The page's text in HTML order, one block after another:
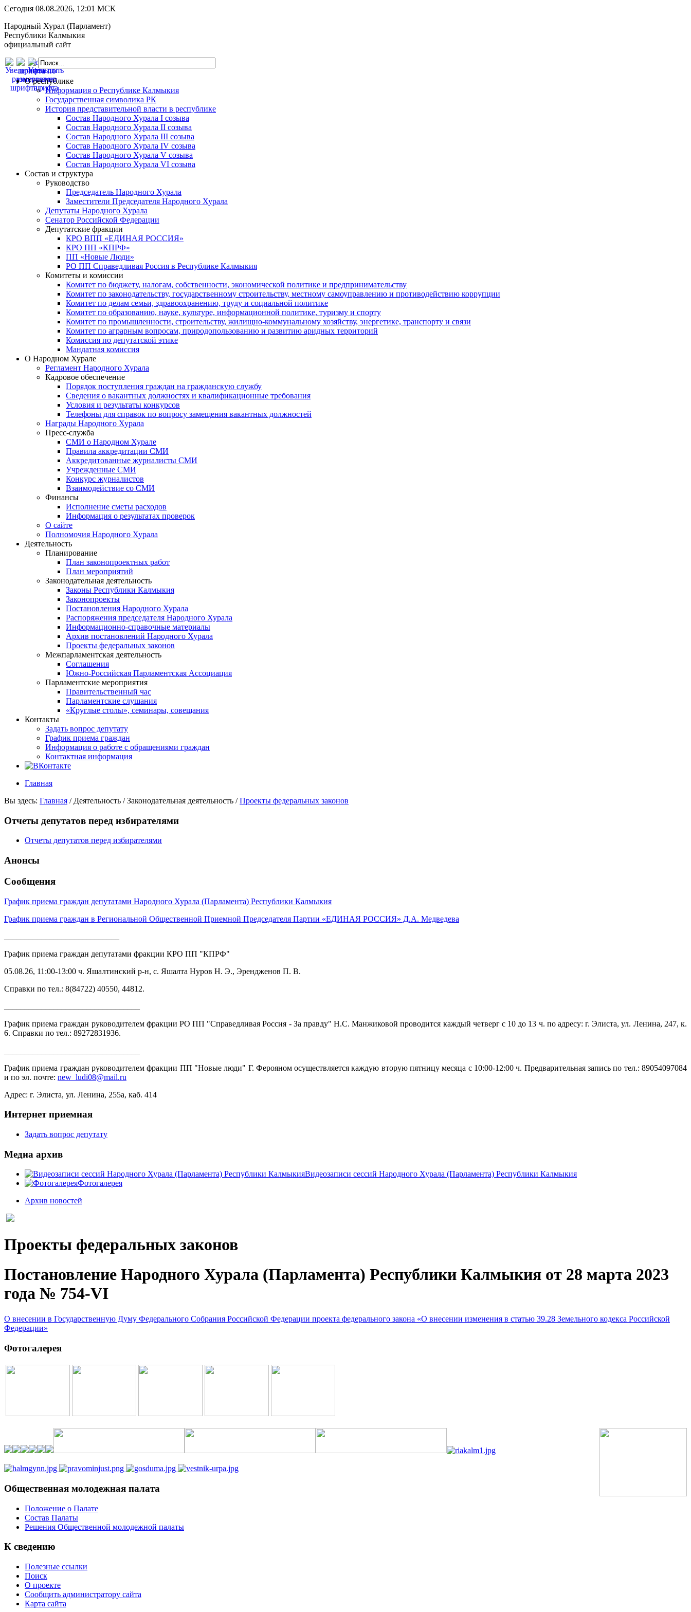
Сегодня 08.08.2026, 12:01 МСК
Народный Хурал (Парламент)
Республики Калмыкия
официальный сайт
О республике
Информация о Республике Калмыкия
Государственная символика РК
История представительной власти в республике
Состав Народного Хурала I созыва
Состав Народного Хурала II созыва
Состав Народного Хурала III созыва
Состав Народного Хурала IV созыва
Состав Народного Хурала V созыва
Состав Народного Хурала VI созыва
Состав и структура
Руководство
Председатель Народного Хурала
Заместители Председателя Народного Хурала
Депутаты Народного Хурала
Сенатор Российской Федерации
Депутатские фракции
КРО ВПП «ЕДИНАЯ РОССИЯ»
КРО ПП «КПРФ»
ПП «Новые Люди»
РО ПП Справедливая Россия в Республике Калмыкия
Комитеты и комиссии
Комитет по бюджету, налогам, собственности, экономической политике и предпринимательству
Комитет по законодательству, государственному строительству, местному самоуправлению и противодействию коррупции
Комитет по делам семьи, здравоохранению, труду и социальной политике
Комитет по образованию, науке, культуре, информационной политике, туризму и спорту
Комитет по промышленности, строительству, жилищно-коммунальному хозяйству, энергетике, транспорту и связи
Комитет по аграрным вопросам, природопользованию и развитию аридных территорий
Комиссия по депутатской этике
Мандатная комиссия
О Народном Хурале
Регламент Народного Хурала
Кадровое обеспечение
Порядок поступления граждан на гражданскую службу
Сведения о вакантных должностях и квалификационные требования
Условия и результаты конкурсов
Телефоны для справок по вопросу замещения вакантных должностей
Награды Народного Хурала
Пресс-служба
СМИ о Народном Хурале
Правила аккредитации СМИ
Аккредитованные журналисты СМИ
Учрежденные СМИ
Конкурс журналистов
Взаимодействие со СМИ
Финансы
Исполнение сметы расходов
Информация о результатах проверок
О сайте
Полномочия Народного Хурала
Деятельность
Планирование
План законопроектных работ
План мероприятий
Законодательная деятельность
Законы Республики Калмыкия
Законопроекты
Постановления Народного Хурала
Распоряжения председателя Народного Хурала
Информационно-справочные материалы
Архив постановлений Народного Хурала
Проекты федеральных законов
Межпарламентская деятельность
Соглашения
Южно-Российская Парламентская Ассоциация
Парламентские мероприятия
Правительственный час
Парламентские слушания
«Круглые столы», семинары, совещания
Контакты
Задать вопрос депутату
График приема граждан
Информация о работе с обращениями граждан
Контактная информация
Главная
Вы здесь: Главная / Деятельность /Законодательная деятельность /Проекты федеральных законов
Отчеты депутатов перед избирателями
Отчеты депутатов перед избирателями
Анонсы
Сообщения
График приема граждан депутатами Народного Хурала (Парламента) Республики Калмыкия
График приема граждан в Региональной Общественной Приемной Председателя Партии «ЕДИНАЯ РОССИЯ» Д.А. Медведева
График приема граждан депутатами фракции КРО ПП "КПРФ"
05.08.26, 11:00-13:00 ч. Яшалтинский р-н, с. Яшалта Нуров Н. Э., Эрендженов П. В.
Справки по тел.: 8(84722) 40550, 44812.
График приема граждан руководителем фракции РО ПП "Справедливая Россия - За правду" Н.С. Манжиковой проводится каждый четверг с 10 до 13 ч. по адресу: г. Элиста, ул. Ленина, 247, к.
6. Справки по тел.: 89272831936.
График приема граждан руководителем фракции ПП "Новые люди" Г. Ферояном осуществляется каждую вторую пятницу месяца с 10:00-12:00 ч. Предварительная запись по тел.: 89054097084
и по эл. почте: new_ludi08@mail.ru
Адрес: г. Элиста, ул. Ленина, 255а, каб. 414
Интернет приемная
Задать вопрос депутату
Медиа архив
Видеозаписи сессий Народного Хурала (Парламента) Республики Калмыкия
Фотогалерея
Архив новостей
Проекты федеральных законов
Постановление Народного Хурала (Парламента) Республики Калмыкия от 28 марта 2023
года № 754-VI
О внесении в Государственную Думу Федерального Собрания Российской Федерации проекта федерального закона «О внесении изменения в статью 39.28 Земельного кодекса Российской
Федерации»
Фотогалерея
Общественная молодежная палата
Положение о Палате
Состав Палаты
Решения Общественной молодежной палаты
К сведению
Полезные ссылки
Поиск
О проекте
Сообщить администратору сайта
Карта сайта